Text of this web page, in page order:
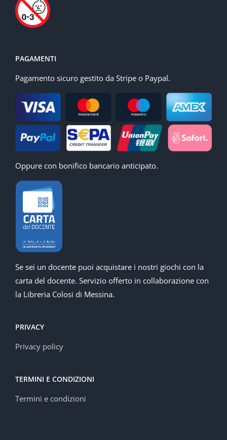
PAGAMENTI
Pagamento sicuro gestito da Stripe o Paypal.
Oppure con bonifico bancario anticipato.
Se sei un docente puoi acquistare i nostri giochi con la
carta del docente. Servizio offerto in collaborazione con
la Libreria Colosi di Messina.
PRIVACY
Privacy policy
TERMINI E CONDIZIONI
Termini e condizioni